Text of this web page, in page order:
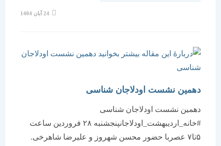
دهمین نشست اودلاجان شناسی
دهمین نشست اودلاجان شناسی
#خانه_اردیبهشت_اودلاجانپنجشنبه ۲۸ فروردین ساعت
۵تا۷ عصربا حضور محسن شهروز و علیرضا شاهرخی.